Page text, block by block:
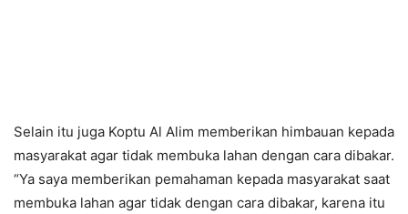
Selain itu juga Koptu Al Alim memberikan himbauan kepada
masyarakat agar tidak membuka lahan dengan cara dibakar.
“Ya saya memberikan pemahaman kepada masyarakat saat
membuka lahan agar tidak dengan cara dibakar, karena itu